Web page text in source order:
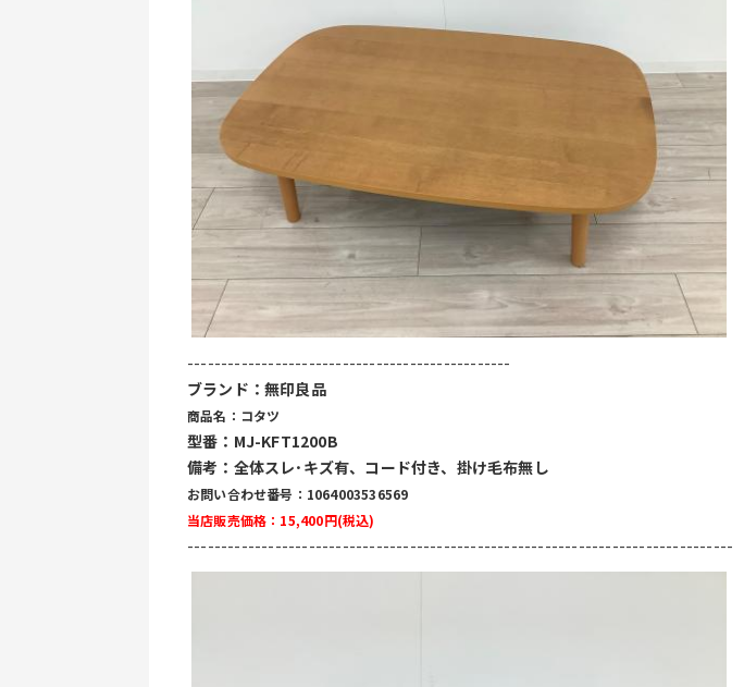
------------------------------------------------
ブランド：無印良品
商品名：コタツ
型番：MJ-KFT1200B
備考：全体スレ･キズ有、コード付き、掛け毛布無し
お問い合わせ番号：1064003536569
当店販売価格：15,400円(税込)
---------------------------------------------------------------------------------